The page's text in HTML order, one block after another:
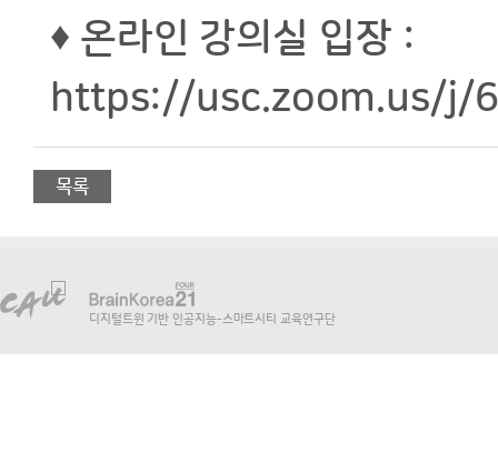
♦ 온라인 강의실 입장 :
https://usc.zoom.us/j/
목록
디지털트윈 기반 인공지능-스마트시티 교육연구단